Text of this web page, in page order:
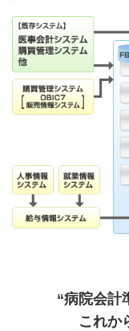
“病院会計
これか